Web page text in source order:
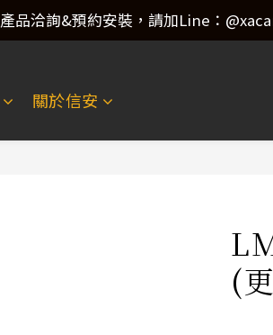
產品洽詢&預約安裝，請加Line：
產品洽詢&預約安裝，請加Line：
產品洽詢&預約安裝，請加Line：
關於信安
(